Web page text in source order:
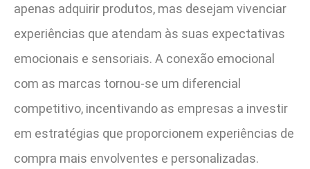
apenas adquirir produtos, mas desejam vivenciar
experiências que atendam às suas expectativas
emocionais e sensoriais. A conexão emocional
com as marcas tornou-se um diferencial
competitivo, incentivando as empresas a investir
em estratégias que proporcionem experiências de
compra mais envolventes e personalizadas.